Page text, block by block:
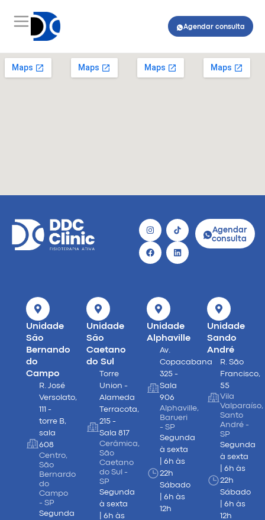
Agendar consulta
Agendar
consulta
Unidade
São
Bernando
do
Campo
R. José
Versolato,
111 -
torre B,
sala
608
Centro,
São
Bernardo
do
Campo
- SP
Segunda
Unidade
São
Caetano
do Sul
Torre
Union -
Alameda
Terracota,
215 -
Sala 817
Cerâmica,
São
Caetano
do Sul -
SP
Segunda
à sexta
| 6h às
Unidade
Alphaville
Av.
Copacabana
325 -
Sala
906
Alphaville,
Barueri
- SP
Segunda
à sexta
| 6h às
22h
Sábado
| 6h às
12h
Unidade
Sando
André
R. São
Francisco,
55
Vila
Valparaíso,
Santo
André -
SP
Segunda
à sexta
| 6h às
22h
Sábado
| 6h às
12h